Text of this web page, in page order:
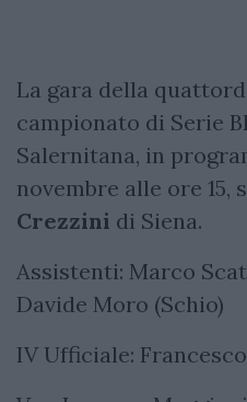
La gara della
campionato di Serie
Salernitana, in
novembre alle ore
Crezzini di Siena.
Assistenti: Marco
Davide Moro (Schio)
IV Ufficiale: Francesco